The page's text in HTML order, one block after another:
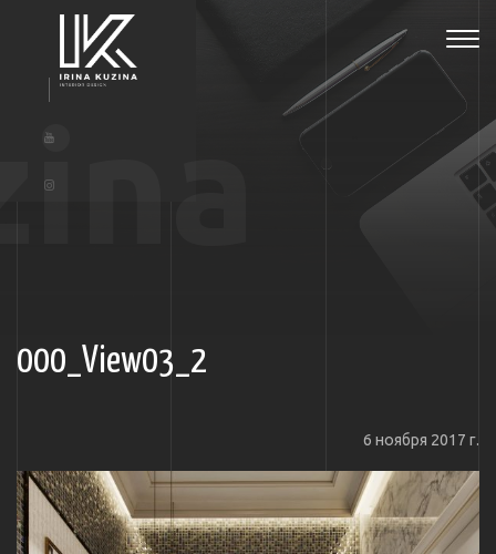
000_View03_2
6 ноября 2017 г.